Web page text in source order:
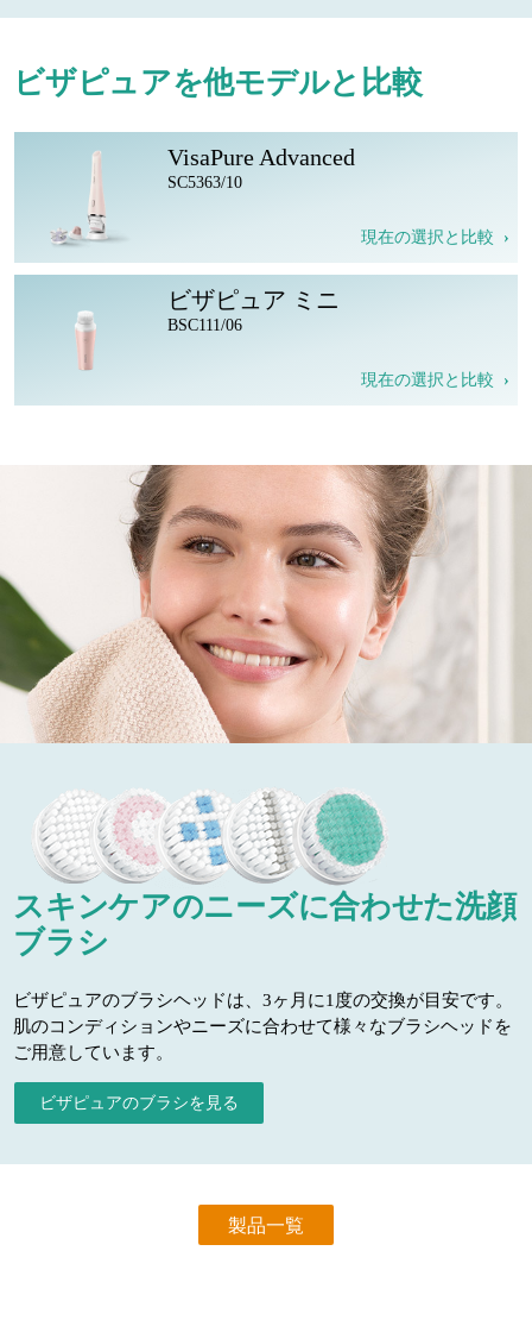
ビザピュアを他モデルと比較
VisaPure Advanced
SC5363/10
現在の選択と比較
ビザピュア ミニ
BSC111/06
現在の選択と比較
スキンケアのニーズに合わせた洗顔
ブラシ
ビザピュアのブラシヘッドは、3ヶ月に1度の交換が目安です。
肌のコンディションやニーズに合わせて様々なブラシヘッドを
ご用意しています。
ビザピュアのブラシを見る
製品一覧